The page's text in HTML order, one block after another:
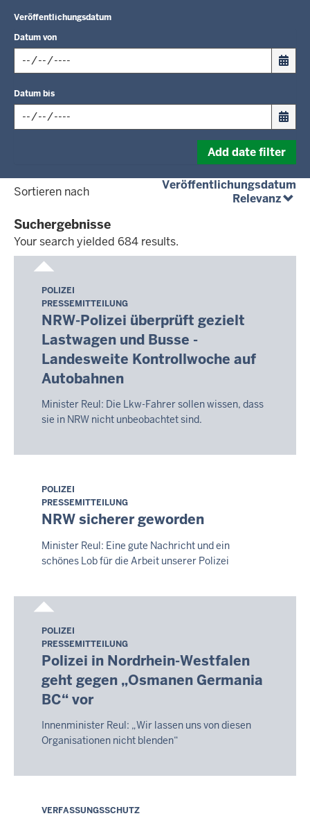
Veröffentlichungsdatum
Datum von
date
format:
Datum bis
format:
Add date filter
Sortieren nach Veröffentlichungsdatum
Relevanz
Suchergebnisse
Your search yielded 684 results.
Your
yielded
results.
Sonntag,
9.
August
2026
-
14:20
POLIZEI
PRESSEMITTEILUNG
NRW-Polizei überprüft gezielt
Lastwagen und Busse -
Landesweite Kontrollwoche auf
Autobahnen
Minister Reul: Die Lkw-Fahrer sollen wissen, dass
sie in NRW nicht unbeobachtet sind.
Sonntag,
9.
August
2026
-
POLIZEI
PRESSEMITTEILUNG
NRW sicherer geworden
Minister Reul: Eine gute Nachricht und ein
schönes Lob für die Arbeit unserer Polizei
Sonntag,
9.
August
2026
-
14:13
POLIZEI
PRESSEMITTEILUNG
Polizei in Nordrhein-Westfalen
geht gegen „Osmanen Germania
BC“ vor
Innenminister Reul: „Wir lassen uns von diesen
Organisationen nicht blenden“
Sonntag,
VERFASSUNGSSCHUTZ